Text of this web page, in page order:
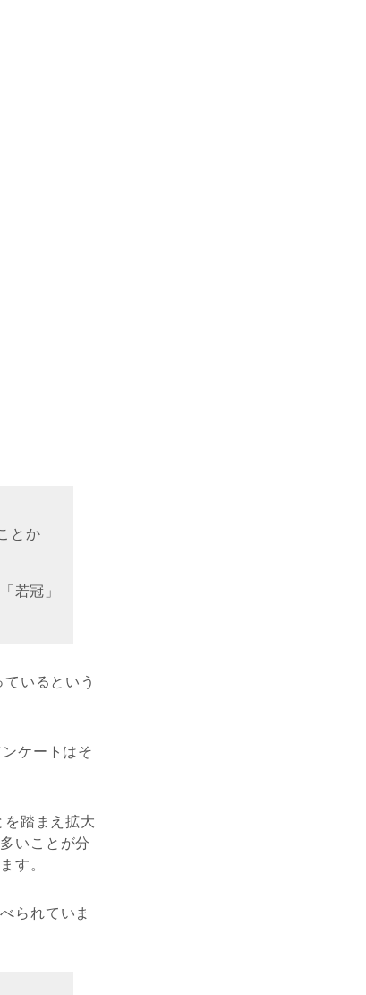
とか
若冠」
いるという
ケートはそ
踏まえ拡大
いことが分
す。
られていま